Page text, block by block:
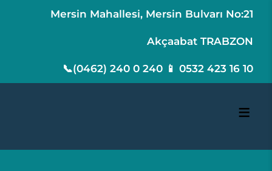
Mersin Mahallesi, Mersin Bulvarı No:21
Akçaabat TRABZON
📞(0462) 240 0 240 📱 0532 423 16 10